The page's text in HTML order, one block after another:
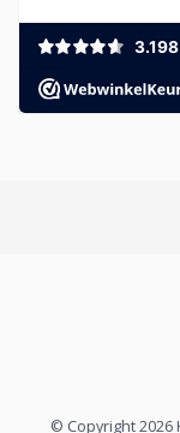
© Copyright 2026